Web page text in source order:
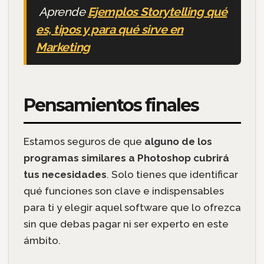
AprendeEjemplos Storytelling qué
es, tipos y para qué sirve en
Marketing
Pensamientos finales
Estamos seguros de que alguno de los
programas similares a Photoshop cubrirá
tus necesidades. Solo tienes que identificar
qué funciones son clave e indispensables
para ti y elegir aquel software que lo ofrezca
sin que debas pagar ni ser experto en este
ámbito.